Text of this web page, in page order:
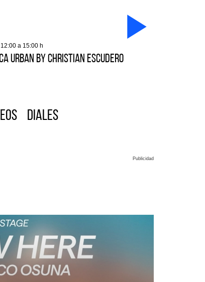
12:00 a 15:00 h
URBAN BY CHRISTIAN ESCUDERO
Diales
Publicidad